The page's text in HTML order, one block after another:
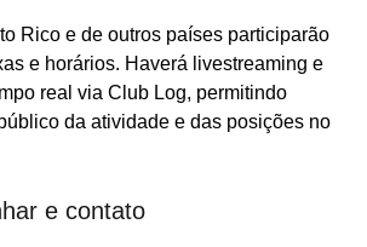
Rico e de outros países participarão
e horários. Haverá livestreaming e
real via Club Log, permitindo
da atividade e das posições no
e contato